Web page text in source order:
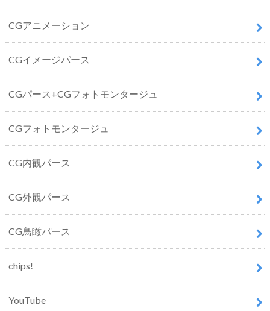
CGアニメーション
CGイメージパース
CGパース+CGフォトモンタージュ
CGフォトモンタージュ
CG内観パース
CG外観パース
CG鳥瞰パース
chips!
YouTube